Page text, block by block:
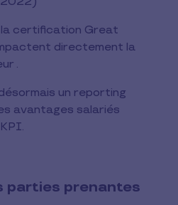
la certification Great
directement la
.
un reporting
avantages salariés
parties prenantes